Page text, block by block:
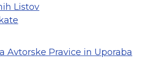
Listov
Avtorske Pravice in Uporaba